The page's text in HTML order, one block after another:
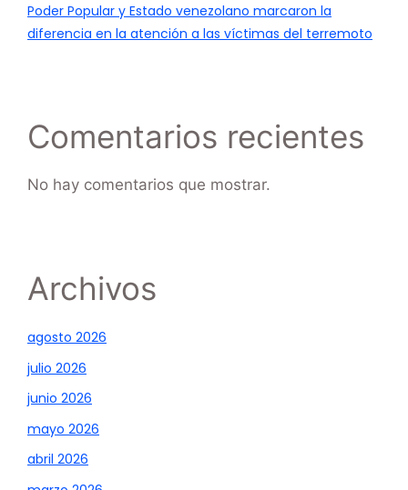
Poder Popular y Estado venezolano marcaron la
diferencia en la atención a las víctimas del terremoto
Comentarios recientes
No hay comentarios que mostrar.
Archivos
agosto 2026
julio 2026
junio 2026
mayo 2026
abril 2026